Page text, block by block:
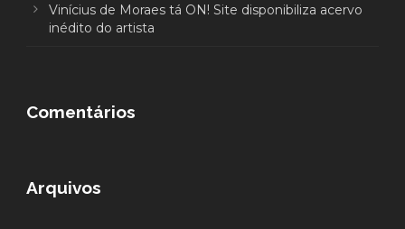
Vinícius de Moraes tá ON! Site disponibiliza acervo
inédito do artista
Comentários
Arquivos